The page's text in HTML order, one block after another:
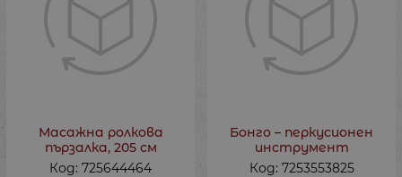
Масажна ролкова
пързалка, 205 см
Код: 725644464
Бонго – перкусионен
инструмент
Код: 7253553825